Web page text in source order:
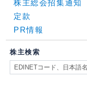
株主総会招集通知
定款
PR情報
株主検索